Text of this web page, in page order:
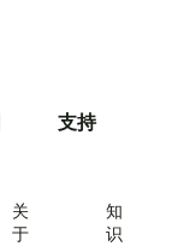
关
于
支持
知
识